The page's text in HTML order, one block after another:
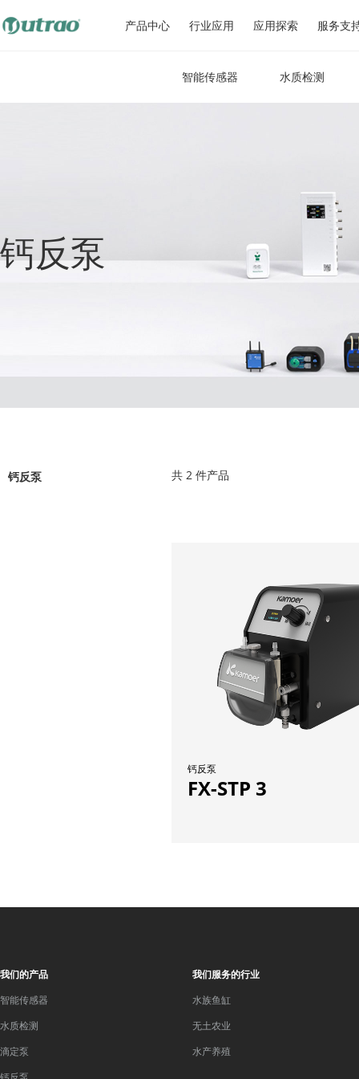
产品中心 行业应用 应用探索 服务支
智能传感器 水质检测
钙反泵
钙反泵 共 2 件产品
钙反泵
FX-STP 3
我们的产品
智能传感器
水质检测
滴定泵
我们服务的行业
水族鱼缸
无土农业
水产养殖